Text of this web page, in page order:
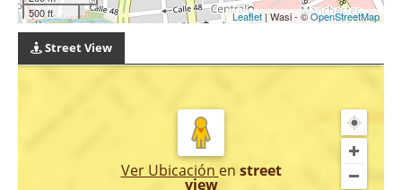
500 ft
Leaflet | Wasi - ©OpenStreetMap
Street View
Ver Ubicación en street
view